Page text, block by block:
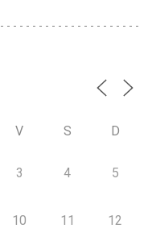
V S D
3 4 5
10 11 12